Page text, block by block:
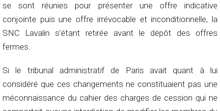
se sont réunies pour présenter une offre indicative
conjointe puis une offre irrévocable et inconditionnelle, la
SNC Lavalin s’étant retirée avant le dépôt des offres
fermes.
Si le tribunal administratif de Paris avait quant à lui
considéré que ces changements ne constituaient pas une
méconnaissance du cahier des charges de cession qui ne